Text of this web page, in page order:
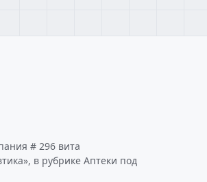
# 296 вита
в рубрике Аптеки под